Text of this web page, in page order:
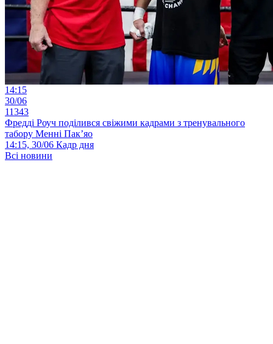
14:15
30/06
11343
Фредді Роуч поділився свіжими кадрами з тренувального
табору Менні Пак’яо
14:15, 30/06 Кадр дня
Всі новини